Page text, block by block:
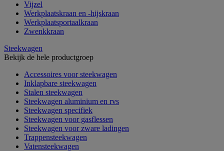
Vijzel
Werkplaatskraan en -hijskraan
Werkplaatsportaalkraan
Zwenkkraan
Steekwagen
Bekijk de hele productgroep
Accessoires voor steekwagen
Inklapbare steekwagen
Stalen steekwagen
Steekwagen aluminium en rvs
Steekwagen specifiek
Steekwagen voor gasflessen
Steekwagen voor zware ladingen
Trappensteekwagen
Vatensteekwagen